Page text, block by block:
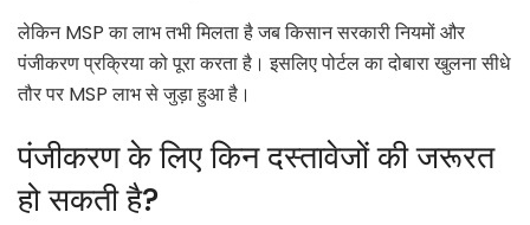
लेकिन MSP का लाभ तभी मिलता है जब किसान सरकारी नियमों और
पंजीकरण प्रक्रिया को पूरा करता है। इसलिए पोर्टल का दोबारा खुलना सीधे
तौर पर MSP लाभ से जुड़ा हुआ है।
पंजीकरण के लिए किन दस्तावेजों की जरूरत
हो सकती है?